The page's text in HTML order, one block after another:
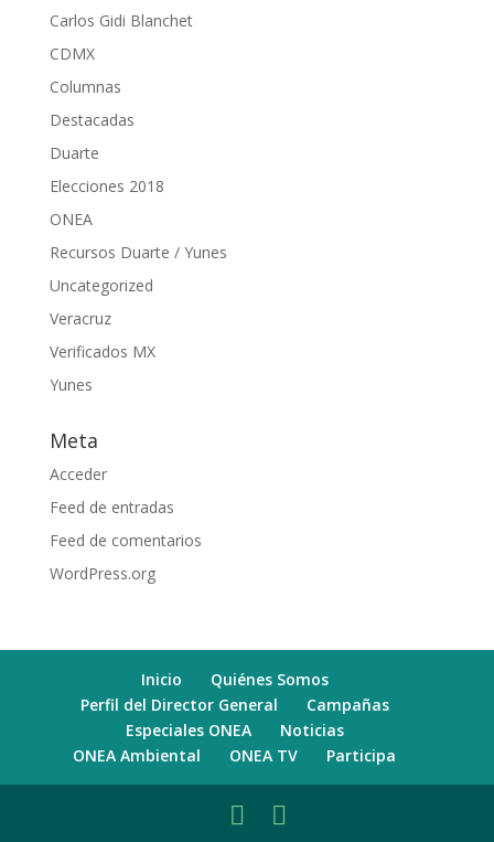
Carlos Gidi Blanchet
CDMX
Columnas
Destacadas
Duarte
Elecciones 2018
ONEA
Recursos Duarte / Yunes
Uncategorized
Veracruz
Verificados MX
Yunes
Meta
Acceder
Feed de entradas
Feed de comentarios
WordPress.org
Inicio
Quiénes Somos
Perfil del Director General
Campañas
Especiales ONEA
Noticias
ONEA Ambiental
ONEA TV Participa